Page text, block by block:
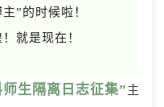
”的时候啦！
就是现在！
生隔离日志征集”主